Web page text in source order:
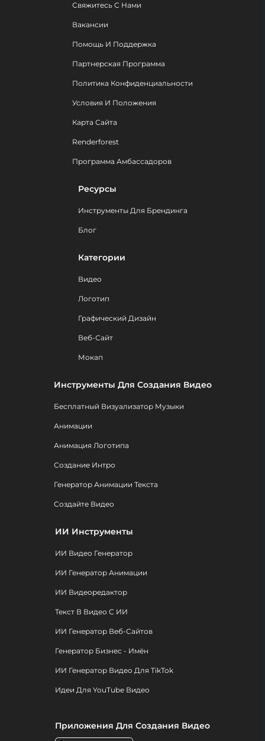
Свяжитесь С Нами
Вакансии
Помощь И Поддержка
Партнерская Программа
Политика Конфиденциальности
Условия И Положения
Карта Сайта
Renderforest
Программа Амбассадоров
Ресурсы
Инструменты Для Брендинга
Блог
Категории
Видео
Логотип
Графический Дизайн
Веб-Сайт
Мокап
Инструменты Для Создания Видео
Бесплатный Визуализатор Музыки
Анимации
Анимация Логотипа
Создание Интро
Генератор Анимации Текста
Создайте Видео
ИИ Инструменты
ИИ Видео Генератор
ИИ Генератор Анимации
ИИ Видеоредактор
Текст В Видео С ИИ
ИИ Генератор Веб-Сайтов
Генератор Бизнес - Имён
ИИ Генератор Видео Для TikTok
Идеи Для YouTube Видео
Приложения Для Создания Видео